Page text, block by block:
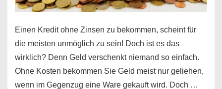
Einen Kredit ohne Zinsen zu bekommen, scheint für
die meisten unmöglich zu sein! Doch ist es das
wirklich? Denn Geld verschenkt niemand so einfach.
Ohne Kosten bekommen Sie Geld meist nur geliehen,
wenn im Gegenzug eine Ware gekauft wird. Doch …